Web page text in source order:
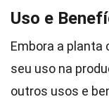
Uso e
Embora a planta
seu uso na
outros usos e